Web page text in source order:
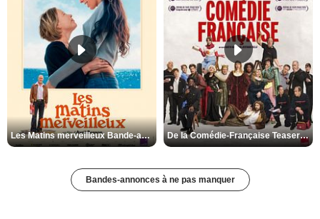
Les Matins merveilleux Bande-annonce VF De la Comédie-Française Teaser VF
Bandes-annonces à ne pas manquer